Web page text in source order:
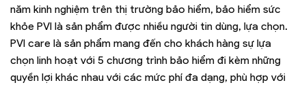
năm kinh nghiệm trên thị trường bảo hiểm, bảo hiểm sức
khỏe PVI là sản phẩm được nhiều người tin dùng, lựa chọn.
PVI care là sản phẩm mang đến cho khách hàng sự lựa
chọn linh hoạt với 5 chương trình bảo hiểm đi kèm những
quyền lợi khác nhau với các mức phí đa dạng, phù hợp với